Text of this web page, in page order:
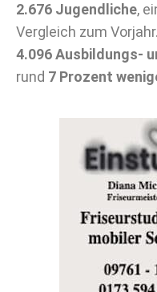
2.676 Jugendliche,
Vergleich zum
4.096 Ausbildungs-
rund 7 Prozent